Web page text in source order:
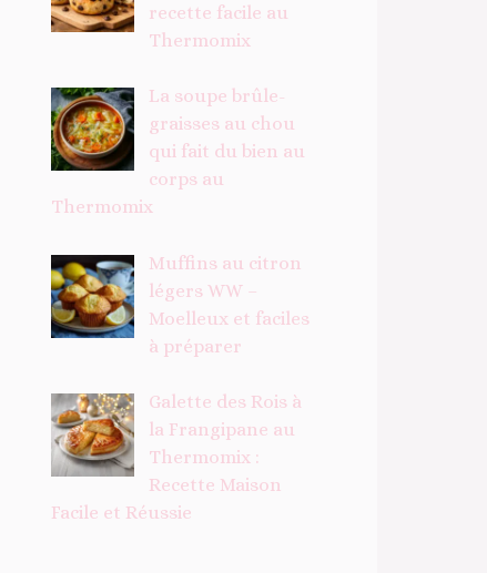
recette facile au
Thermomix
La soupe brûle-
graisses au chou
qui fait du bien au
corps au
Thermomix
Muffins au citron
légers WW –
Moelleux et faciles
à préparer
Galette des Rois à
la Frangipane au
Thermomix :
Recette Maison
Facile et Réussie